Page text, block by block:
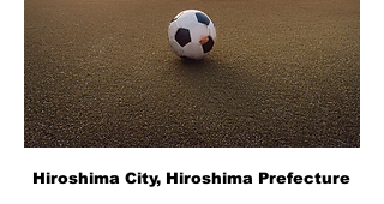
Hiroshima City, Hiroshima Prefecture